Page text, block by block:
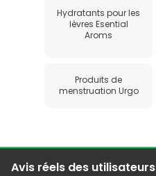
Hydratants pour les
lèvres Esential
Aroms
Produits de
menstruation Urgo
Avis réels des utilisateurs